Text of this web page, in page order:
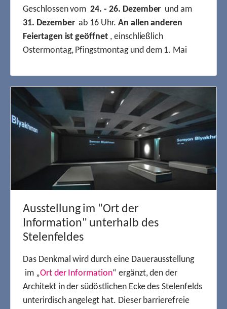
Ausstellung im "Ort der
Information" unterhalb des
Stelenfeldes
Das Denkmal wird durch eine Dauerausstellung
im „Ort der Information“ ergänzt, den der
Architekt in der südöstlichen Ecke des Stelenfelds
unterirdisch angelegt hat. Dieser barrierefreie
Geschlossen vom24. - 26. Dezember und am
31. Dezemberab 16 Uhr. An allen anderen
Feiertagen ist geöffnet, einschließlich
Ostermontag, Pfingstmontag und dem 1. Mai